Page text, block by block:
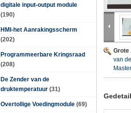
digitale input-output module
(190)
HMI-het Aanrakingsscherm
(202)
Programmeerbare Kringsraad
(208)
De Zender van de
druktemperatuur (31)
Overtollige Voedingmodule (69)
Grote
van